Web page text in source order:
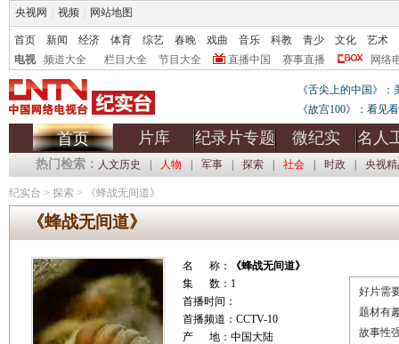
央视网 视频 网站地图
首页 新闻 经济 体育 综艺 春晚 戏曲 音乐 科教 青少 文化
艺术
电视
频道大全 栏目大全 节目大全 直播中国 赛事直播 网络
《舌尖上的中国》
《故宫100》：看见
首页 片库 纪录片专题 微纪实 名人
热门检索： 人文历史 人物 军事 探索 社会 时政 央视
纪实台 > 探索 > 《蜂战无间道》
《蜂战无间道》
名 称：
《蜂战无间道》
集 数：1
首播时间：
首播频道：CCTV-10
产 地：中国大陆
好片需
题材有
故事性